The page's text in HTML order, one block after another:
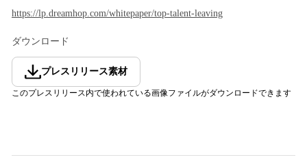
https://lp.dreamhop.com/whitepaper/top-talent-leaving
ダウンロード
プレスリリース素材
このプレスリリース内で使われている画像ファイルがダウンロードできます